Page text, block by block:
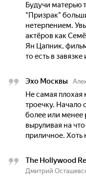
Будучи матерью
"Призрак"
нетерпением.
актёров как
Ян Цапник,
то есть в
Эхо Москвы
Не самая плохая
троечку. Начало
более или менее
выруливая на
приличное. Хоть
The Hollywood
Дмитрий